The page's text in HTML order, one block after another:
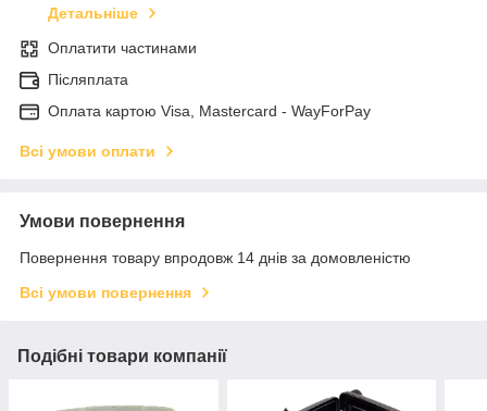
Детальніше
Оплатити частинами
Післяплата
Оплата картою Visa, Mastercard - WayForPay
Всі умови оплати
Умови повернення
Повернення товару впродовж 14 днів за домовленістю
Всі умови повернення
Подібні товари компанії